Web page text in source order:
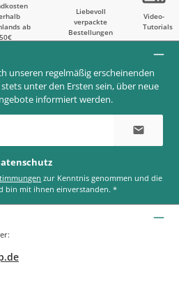
ab
Liebevoll
verpackte
Bestellungen
Video-
Tutorials
unseren regelmäßig erscheinenden
unter den Ersten sein, über neue
informiert werden.
bin mit ihnen einverstanden.*